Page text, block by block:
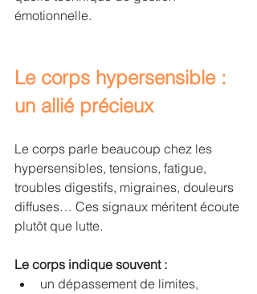
émotionnelle.
Le corps hypersensible :
un allié précieux
Le corps parle beaucoup chez les
hypersensibles, tensions, fatigue,
troubles digestifs, migraines, douleurs
diffuses… Ces signaux méritent écoute
plutôt que lutte.
Le corps indique souvent :
un dépassement de limites,